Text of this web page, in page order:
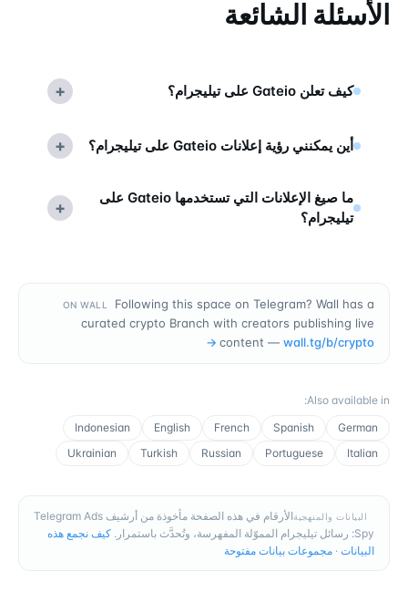
الأسئلة الشائعة
كيف تعلن Gateio على تيليجرام؟ +
أين يمكنني رؤية إعلانات Gateio على تيليجرام؟ +
ما صيغ الإعلانات التي تستخدمها Gateio على
تيليجرام؟
+
ON WALL
Following this space on Telegram? Wall has a
curated crypto Branch with creators publishing live
content — wall.tg/b/crypto
→
Also available in
:
German
Spanish
French
English
Indonesian
Italian
Portuguese
Russian
Turkish
Ukrainian
البيانات والمنهجية
الأرقام في هذه الصفحة مأخوذة من أرشيف Telegram Ads
Spy: رسائل تيليجرام المموّلة المفهرسة، وتُحدَّث باستمرار.
كيف نجمع هذه
البيانات · مجموعات بيانات مفتوحة